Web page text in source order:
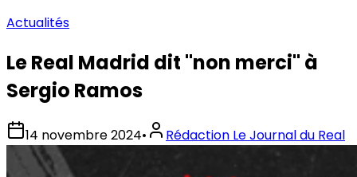
Actualités
Le Real Madrid dit "non merci" à
Sergio Ramos
14 novembre 2024• Rédaction Le Journal du Real